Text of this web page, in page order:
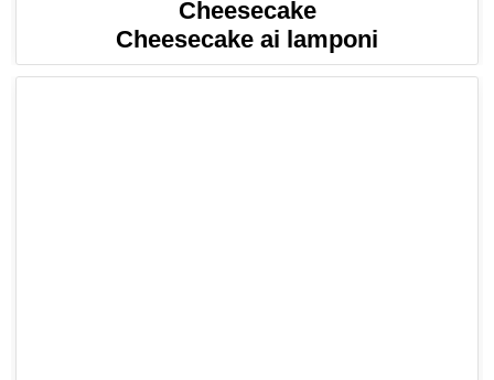
Cheesecake
Cheesecake ai lamponi